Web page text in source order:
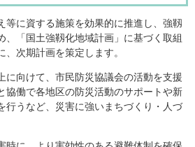
等に資する施策を効果的に推進し、強靱
、「国土強靱化地域計画」に基づく取組
次期計画を策定します。
に向けて、市民防災協議会の活動を支援
協働で各地区の防災活動のサポートや新
行うなど、災害に強いまちづくり・人づ